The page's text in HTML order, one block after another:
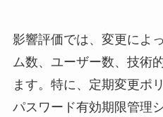
影響評価では、変更によ
ム数、ユーザー数、技術
ます。特に、定期変更ポ
パスワード有効期限管理